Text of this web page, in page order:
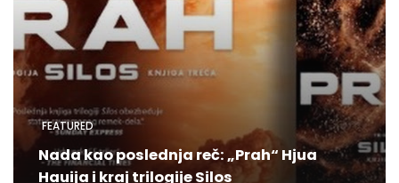
FEATURED
Nada kao poslednja reč: „Prah“ Hjua
Hauija i kraj trilogije Silos